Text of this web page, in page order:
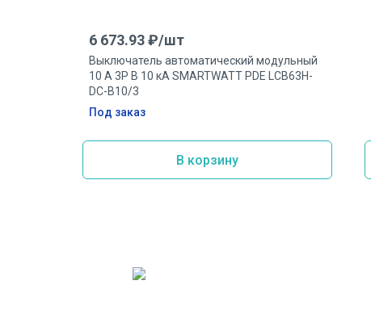
6 673.93₽/шт
Выключатель автоматический модульный
10 А 3P B 10 кА SMARTWATT PDE LCB63H-
DC-B10/3
Под заказ
В корзину